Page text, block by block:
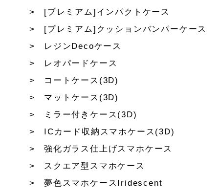
[プレミアム]インパクトケース
[プレミアム]クッションバンパーケース
レジンDecoケース
レオパードケース
コートケース(3D)
マットケース(3D)
ミラー付きケース(3D)
ICカード収納スマホケース(3D)
強化ガラス仕上げスマホケース
スクエア型スマホケース
夢色スマホケースIridescent